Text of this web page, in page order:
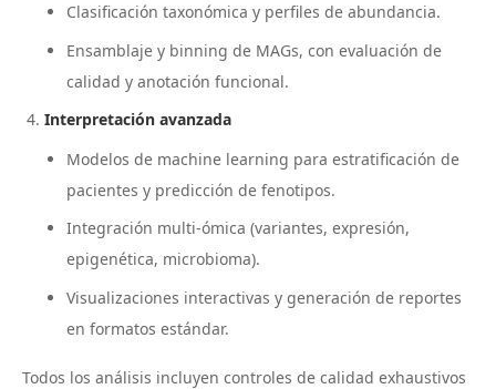
Clasificación taxonómica y perfiles de abundancia.
Ensamblaje y binning de MAGs, con evaluación de
calidad y anotación funcional.
Interpretación avanzada
Modelos de machine learning para estratificación de
pacientes y predicción de fenotipos.
Integración multi-ómica (variantes, expresión,
epigenética, microbioma).
Visualizaciones interactivas y generación de reportes
en formatos estándar.
Todos los análisis incluyen controles de calidad exhaustivos